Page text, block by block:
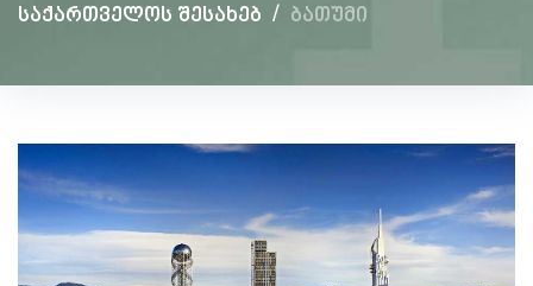
საქართველოს შესახებ / ბათუმი